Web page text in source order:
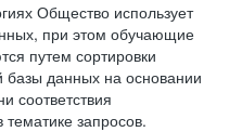
Общество использует
при этом обучающие
путем сортировки
данных на основании
соответствия
запросов.